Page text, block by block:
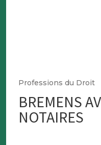
Professions du Droit
BREMENS
NOTAIRES